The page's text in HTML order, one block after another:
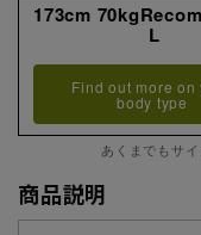
173cm
L
Find out more on
body type
あくまでもサ
商品説明